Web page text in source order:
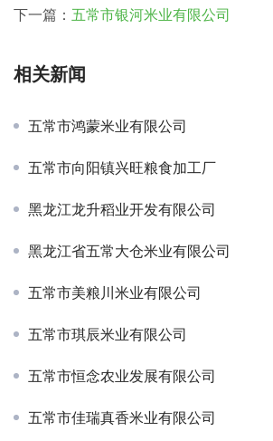
下一篇： 五常市银河米业有限公司
相关新闻
五常市鸿蒙米业有限公司
五常市向阳镇兴旺粮食加工厂
黑龙江龙升稻业开发有限公司
黑龙江省五常大仓米业有限公司
五常市美粮川米业有限公司
五常市琪辰米业有限公司
五常市恒念农业发展有限公司
五常市佳瑞真香米业有限公司